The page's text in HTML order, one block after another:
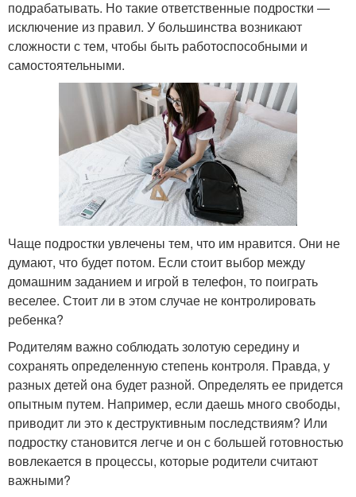
подрабатывать. Но такие ответственные подростки —
исключение из правил. У большинства возникают
сложности с тем, чтобы быть работоспособными и
самостоятельными.
Чаще подростки увлечены тем, что им нравится. Они не
думают, что будет потом. Если стоит выбор между
домашним заданием и игрой в телефон, то поиграть
веселее. Стоит ли в этом случае не контролировать
ребенка?
Родителям важно соблюдать золотую середину и
сохранять определенную степень контроля. Правда, у
разных детей она будет разной. Определять ее придется
опытным путем. Например, если даешь много свободы,
приводит ли это к деструктивным последствиям? Или
подростку становится легче и он с большей готовностью
вовлекается в процессы, которые родители считают
важными?